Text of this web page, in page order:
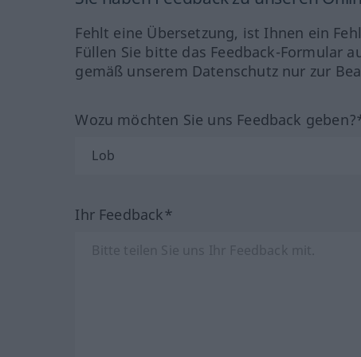
Fehlt eine Übersetzung, ist Ihnen ein
Füllen Sie bitte das Feedback-Formular
gemäß unserem Datenschutz nur zur
Wozu möchten Sie uns Feedback
Ihr Feedback*